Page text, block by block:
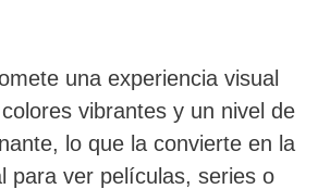
una experiencia visual
vibrantes y un nivel de
lo que la convierte en la
para ver películas, series o